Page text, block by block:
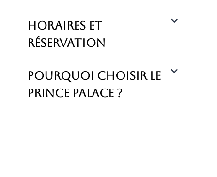
Horaires et
réservation
Pourquoi choisir le
Prince Palace ?